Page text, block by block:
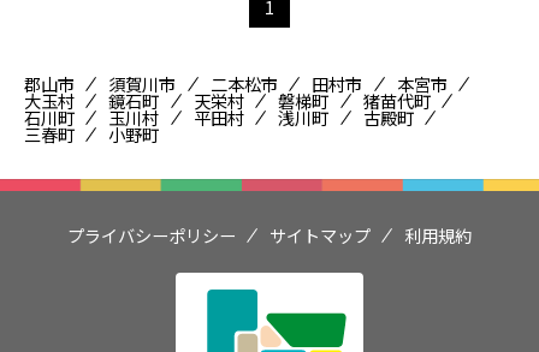
1
郡山市 須賀川市 二本松市 田村市 本宮市
大玉村 鏡石町 天栄村 磐梯町 猪苗代町
石川町 玉川村 平田村 浅川町 古殿町
三春町 小野町
プライバシーポリシー サイトマップ 利用規約